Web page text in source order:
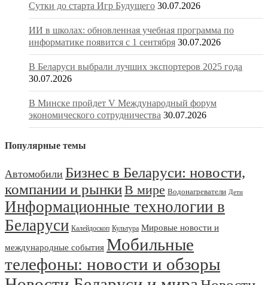
Сутки до старта Игр Будущего 30.07.2026
ИИ в школах: обновленная учебная программа по
информатике появится с 1 сентября 30.07.2026
В Беларуси выбрали лучших экспортеров 2025 года
30.07.2026
В Минске пройдет V Международный форум
экономического сотрудничества 30.07.2026
Популярные темы
Автомобили Бизнес в Беларуси: новости,
компании и рынкиВ мире Водонагреватели Дети
Информационные технологии в
Беларуси Калейдоскоп Культура Мировые новости и
международные события Мобильные
телефоны: новости и обзоры